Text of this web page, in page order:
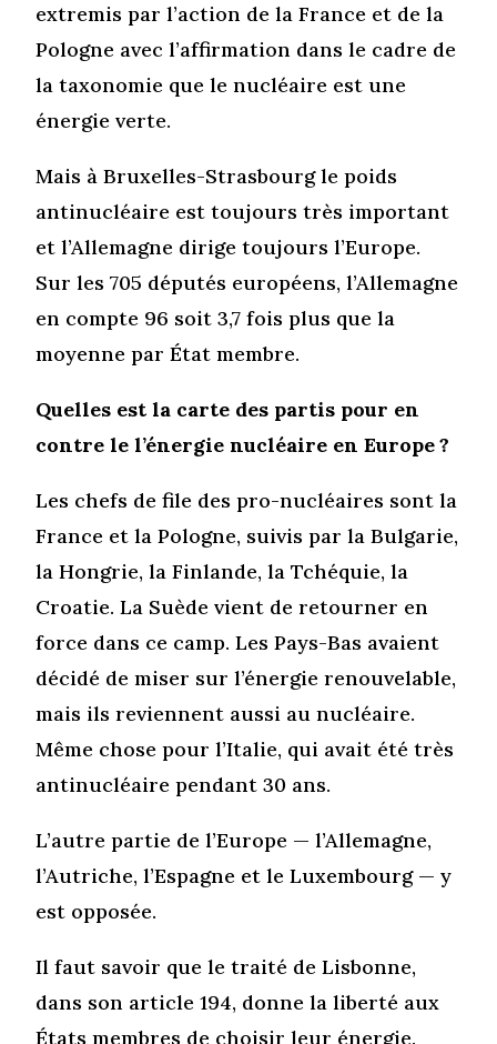
extremis par l’action de la France et de la
Pologne avec l’affirmation dans le cadre de
la taxonomie que le nucléaire est une
énergie verte.
Mais à Bruxelles-Strasbourg le poids
antinucléaire est toujours très important
et l’Allemagne dirige toujours l’Europe.
Sur les 705 députés européens, l’Allemagne
en compte 96 soit 3,7 fois plus que la
moyenne par État membre.
Quelles est la carte des partis pour en
contre le l’énergie nucléaire en Europe ?
Les chefs de file des pro-nucléaires sont la
France et la Pologne, suivis par la Bulgarie,
la Hongrie, la Finlande, la Tchéquie, la
Croatie. La Suède vient de retourner en
force dans ce camp. Les Pays-Bas avaient
décidé de miser sur l’énergie renouvelable,
mais ils reviennent aussi au nucléaire.
Même chose pour l’Italie, qui avait été très
antinucléaire pendant 30 ans.
L’autre partie de l’Europe — l’Allemagne,
l’Autriche, l’Espagne et le Luxembourg — y
est opposée.
Il faut savoir que le traité de Lisbonne,
dans son article 194, donne la liberté aux
États membres de choisir leur énergie.